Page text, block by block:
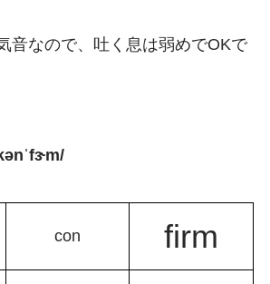
音なので、吐く息は弱めでOKで
con firm